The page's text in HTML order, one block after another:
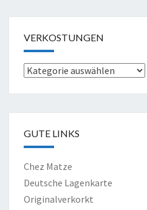
VERKOSTUNGEN
Verkostungen
GUTE LINKS
Chez Matze
Deutsche Lagenkarte
Originalverkorkt